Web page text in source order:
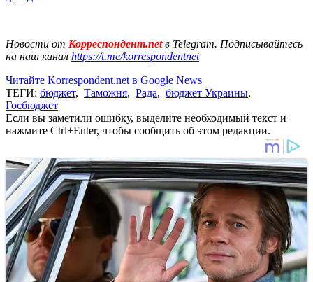
Новости от Корреспондент.netв Telegram. Подписывайтесь
на наш канал https://t.me/korrespondentnet
Читайте Korrespondent.net в Google News
ТЕГИ: бюджет, Таможня, Рада, бюджет Украины,
Госбюджет
Если вы заметили ошибку, выделите необходимый текст и
нажмите Ctrl+Enter, чтобы сообщить об этом редакции.